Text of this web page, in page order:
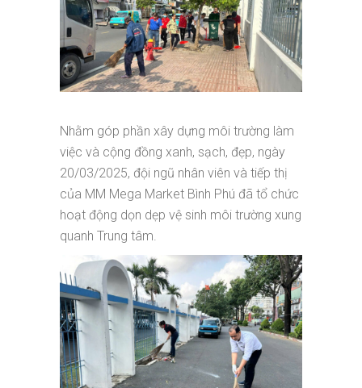
Nhằm góp phần xây dựng môi trường làm
việc và cộng đồng xanh, sạch, đẹp, ngày
20/03/2025, đội ngũ nhân viên và tiếp thị
của MM Mega Market Bình Phú đã tổ chức
hoạt động dọn dẹp vệ sinh môi trường xung
quanh Trung tâm.